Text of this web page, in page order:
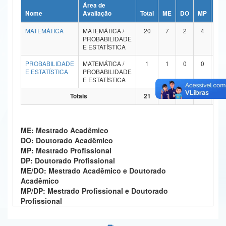
Ministério da Ciência, Tecnologia, Inovações e Comunicações
Ministério do Meio Ambiente
Ministério do Desenvolvimento Regional
Controladoria-Geral da União
Secretaria-Geral
Secretaria de Governo
Gabinete de Segurança Institucional
Advocacia-Geral da União
Nome
Área de
Avaliação
Total ME DO MP
MATEMÁTICA
MATEMÁTICA /
PROBABILIDADE
E ESTATÍSTICA
20 7 2 4
PROBABILIDADE
E ESTATÍSTICA
MATEMÁTICA /
PROBABILIDADE
E ESTATÍSTICA
1 1 0 0
Totais 21 8 2 4
ME: Mestrado Acadêmico
DO: Doutorado Acadêmico
MP: Mestrado Profissional
DP: Doutorado Profissional
ME/DO: Mestrado Acadêmico e Doutorado
Acadêmico
MP/DP: Mestrado Profissional e Doutorado
Profissional